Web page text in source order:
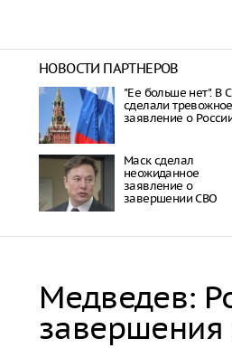
НОВОСТИ ПАРТНЕРОВ
"Ее больше нет". В
сделали тревожное
заявление о
Маск сделал
неожиданное
заявление о
завершении СВО
Медведев:
завершения